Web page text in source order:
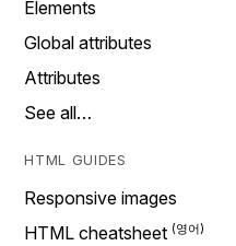
Elements
Global attributes
Attributes
See all…
HTML GUIDES
Responsive images
HTML cheatsheet